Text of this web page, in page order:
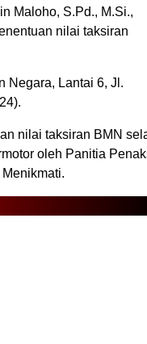
Maloho, S.Pd., M.Si.,
nilai taksiran
Negara, Lantai 6, Jl.
nilai taksiran BMN
oleh Panitia